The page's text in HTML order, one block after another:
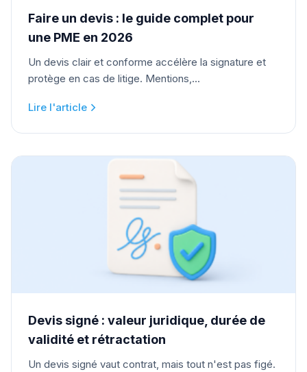
Faire un devis : le guide complet pour
une PME en 2026
Un devis clair et conforme accélère la signature et
protège en cas de litige. Mentions,...
Lire l'article
Devis signé : valeur juridique, durée de
validité et rétractation
Un devis signé vaut contrat, mais tout n'est pas figé.